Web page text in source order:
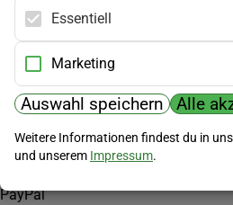
Jetzt anmelden
Hilfe
Kundenservice
Widerrufsbelehrung
Zahlungsmöglichkeiten
PayPal
Essentiell
Marketing
Auswahl speichern Alle
Weitere Informationen findest du in
und unserem Impressum.